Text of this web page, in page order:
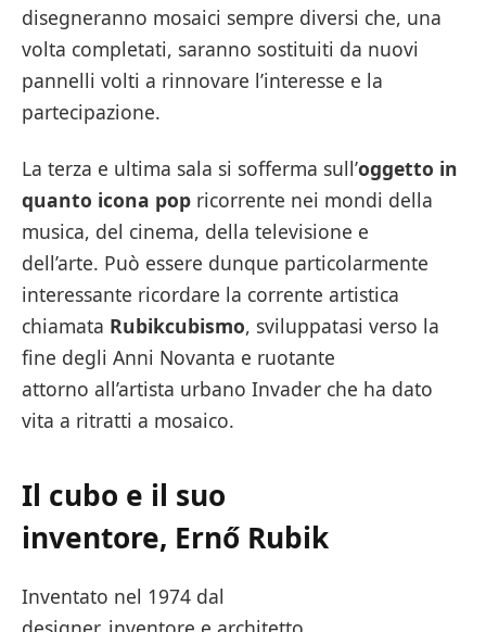
disegneranno mosaici sempre diversi che, una
volta completati, saranno sostituiti da nuovi
pannelli volti a rinnovare l’interesse e la
partecipazione.
La terza e ultima sala si sofferma sull’oggetto in
quanto icona pop ricorrente nei mondi della
musica, del cinema, della televisione e
dell’arte. Può essere dunque particolarmente
interessante ricordare la corrente artistica
chiamata Rubikcubismo, sviluppatasi verso la
fine degli Anni Novanta e ruotante
attorno all’artista urbano Invader che ha dato
vita a ritratti a mosaico.
Il cubo e il suo
inventore, Ernő Rubik
Inventato nel 1974 dal